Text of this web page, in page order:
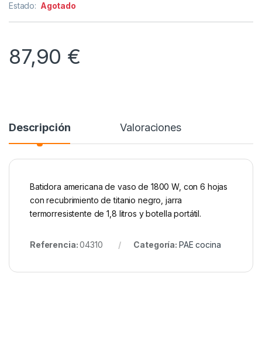
Estado: Agotado
87,90 €
Descripción Valoraciones
Batidora americana de vaso de 1800 W, con 6 hojas
con recubrimiento de titanio negro, jarra
termorresistente de 1,8 litros y botella portátil.
Referencia:04310 Categoría: PAE cocina